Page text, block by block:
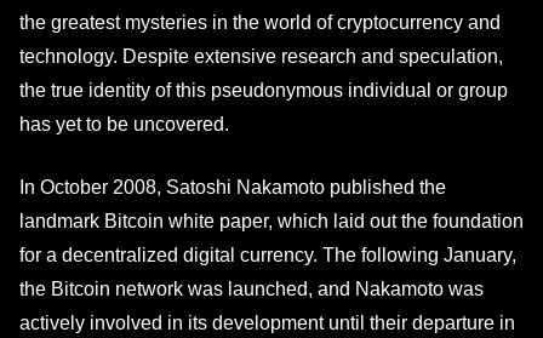
the greatest mysteries in the world of cryptocurrency and
technology. Despite extensive research and speculation,
the true identity of this pseudonymous individual or group
has yet to be uncovered.
In October 2008, Satoshi Nakamoto published the
landmark Bitcoin white paper, which laid out the foundation
for a decentralized digital currency. The following January,
the Bitcoin network was launched, and Nakamoto was
actively involved in its development until their departure in